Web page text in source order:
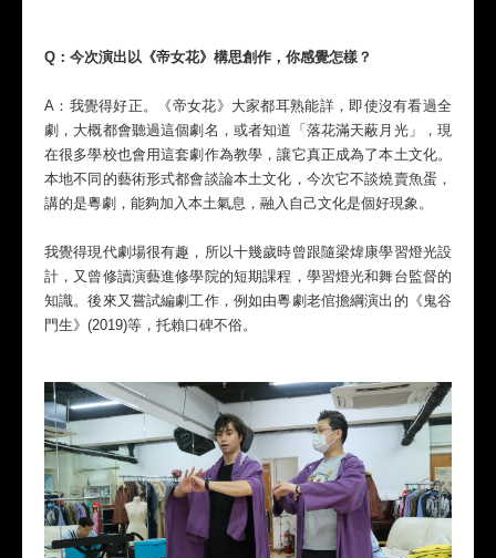
Q：今次演出以《帝女花》構思創作，你感覺怎樣？
A：我覺得好正。《帝女花》大家都耳熟能詳，即使沒有看過全
劇，大概都會聽過這個劇名，或者知道「落花滿天蔽月光」，現
在很多學校也會用這套劇作為教學，讓它真正成為了本土文化。
本地不同的藝術形式都會談論本土文化，今次它不談燒賣魚蛋，
講的是粵劇，能夠加入本土氣息，融入自己文化是個好現象。
我覺得現代劇場很有趣，所以十幾歲時曾跟隨梁煒康學習燈光設
計，又曾修讀演藝進修學院的短期課程，學習燈光和舞台監督的
知識。後來又嘗試編劇工作，例如由粵劇老倌擔綱演出的《鬼谷
門生》(2019)等，托賴口碑不俗。